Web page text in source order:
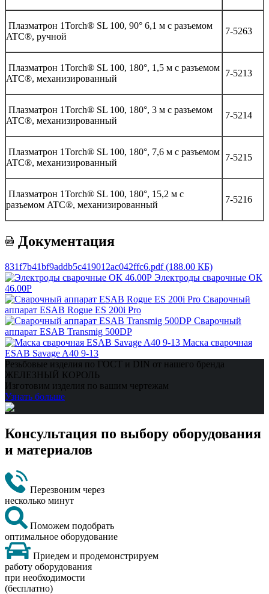
Плазматрон 1Torch® SL 100, 90° 6,1 м с разъемом
ATC®, ручной
7-5263
Плазматрон 1Torch® SL 100, 180°, 1,5 м с разъемом
ATC®, механизированный
7-5213
Плазматрон 1Torch® SL 100, 180°, 3 м с разъемом
ATC®, механизированный
7-5214
Плазматрон 1Torch® SL 100, 180°, 7,6 м с разъемом
ATC®, механизированный
7-5215
Плазматрон 1Torch® SL 100, 180°, 15,2 м с
разъемом ATC®, механизированный
7-5216
Документация
831f7b41bf9addb5c419012ac042ffc6.pdf (188.00 КБ)
Электроды сварочные ОК
46.00Р
Сварочный
аппарат ESAB Rogue ES 200i Pro
Сварочный
аппарат ESAB Transmig 500DP
Маска сварочная
ESAB Savage A40 9-13
Резьбовые изделия по ГОСТ и DIN от нашего бренда
ЖЕЛЕЗНЫЙ КОРОЛЬ
Изготовим изделия по вашим чертежам
Узнать больше
Консультация по выбору оборудования
и материалов
Перезвоним через
несколько минут
Поможем подобрать
оптимальное оборудование
Приедем и продемонстрируем
работу оборудования
при необходимости
(бесплатно)